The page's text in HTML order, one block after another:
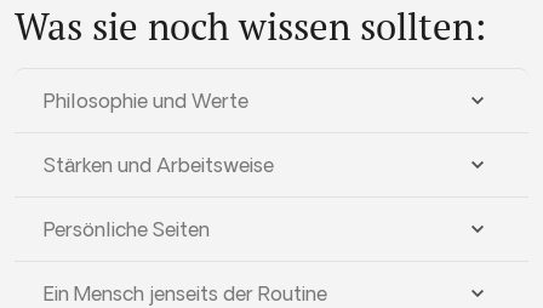
Was sie noch wissen sollten:
Philosophie und Werte
Stärken und Arbeitsweise
Persönliche Seiten
Ein Mensch jenseits der Routine